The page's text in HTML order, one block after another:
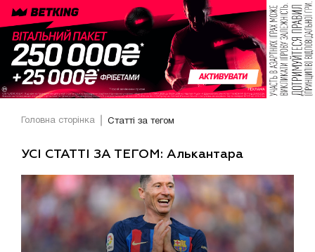
Головна сторінка Статті за тегом
УСІ СТАТТІ ЗА ТЕГОМ: Алькантара